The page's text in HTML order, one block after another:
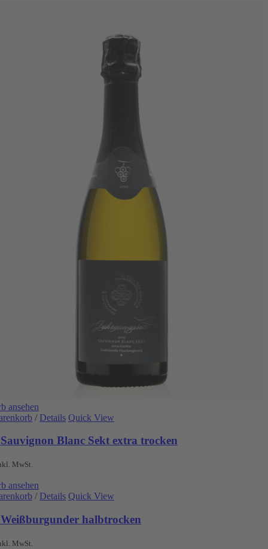
ansehen
/ Details Quick View
Blanc Sekt extra trocken
MwSt.
ansehen
/ Details Quick View
halbtrocken
MwSt.